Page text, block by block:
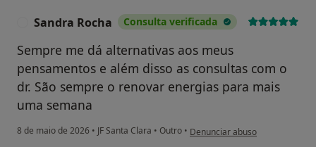
Sandra Rocha Consulta verificada
Sempre me dá alternativas aos meus
pensamentos e além disso as consultas com o
dr. São sempre o renovar energias para mais
uma semana
8 de maio de 2026 • JF Santa Clara • Outro • na opinião do utilizador Sandra
Denunciar abuso